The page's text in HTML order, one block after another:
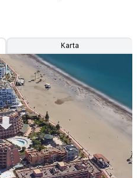
Karta